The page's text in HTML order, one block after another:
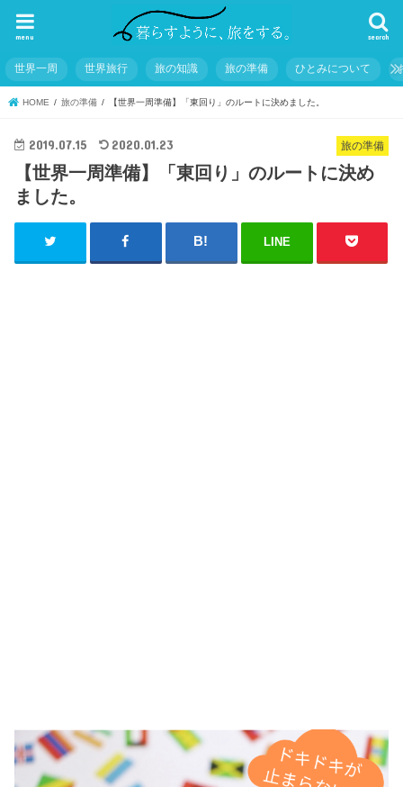
search
menu
世界一周 世界旅行 旅の知識 旅の準備 ひとみについて
HOME 旅の準備 【世界一周準備】「東回り」のルートに決めました。
旅の準備
2019.07.15 2020.01.23
【世界一周準備】「東回り」のルートに決め
ました。
LINE